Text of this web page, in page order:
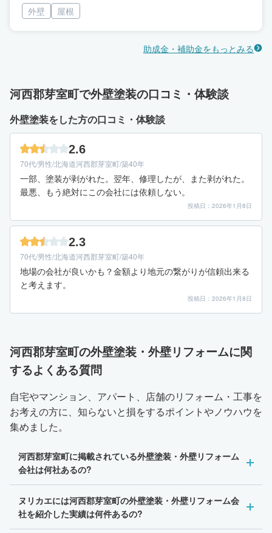
外壁 屋根
助成金・補助金をもっとみる
河西郡芽室町で外壁塗装の口コミ・体験談
外壁塗装をした方の口コミ・体験談
2.6
70代/男性/北海道河西郡芽室町/築40年
一部、塗装が剥がれた。翌年、修理したが、また剥がれた。
最悪、もう絶対にこの会社には依頼しない。
投稿日：2026年1月8日
2.3
70代/男性/北海道河西郡芽室町/築40年
地場の会社が良いかも？金額より地元の繋がりが信頼出来る
と考えます。
投稿日：2026年1月8日
河西郡芽室町の外壁塗装・外壁リフォームに関
するよくある質問
自宅やマンション、アパート、店舗のリフォーム・工事を
お考えの方に、知らないと損をするポイントやノウハウを
集めました。
河西郡芽室町に掲載されている外壁塗装・外壁リフォーム
会社は何社あるの?
ヌリカエには河西郡芽室町の外壁塗装・外壁リフォーム会
社を紹介した実績は何件あるの?